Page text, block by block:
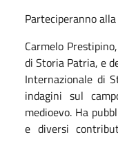
Parteciperanno
Carmelo
di Storia Patria, e
Internazionale di
indagini sul
medioevo. Ha
e diversi